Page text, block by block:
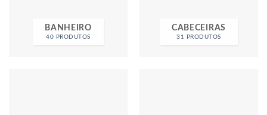
BANHEIRO
40 PRODUTOS
CABECEIRAS
31 PRODUTOS